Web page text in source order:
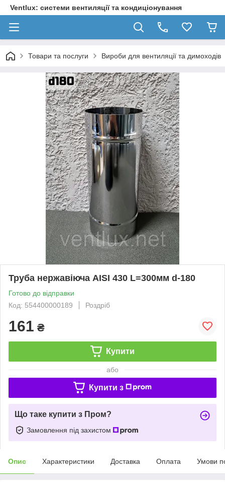
Ventlux: системи вентиляції та кондиціонування
Товари та послуги Вироби для вентиляції та димоходів
Труба нержавіюча AISI 430 L=300мм d-180
Готово до відправки
Код: 554400000189
Роздріб
161 ₴
Купити
або
Купити з
Що таке купити з Пром?
Замовлення під захистом
Опис Характеристики Доставка Оплата Умови